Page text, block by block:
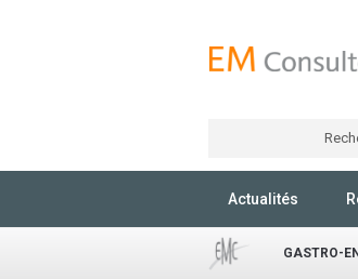
Actualités
GASTRO-